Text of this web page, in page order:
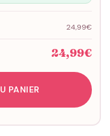
24,99€
24,99€
PANIER